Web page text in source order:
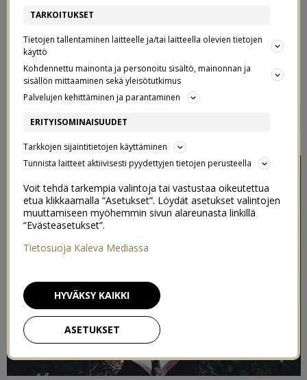
ARKIKUVA 20/52
TARKOITUKSET
Tietojen tallentaminen laitteelle ja/tai laitteella olevien tietojen
käyttö
Kohdennettu mainonta ja personoitu sisältö, mainonnan ja
sisällön mittaaminen sekä yleisötutkimus
Palvelujen kehittäminen ja parantaminen
ERITYISOMINAISUUDET
Tarkkojen sijaintitietojen käyttäminen
Tunnista laitteet aktiivisesti pyydettyjen tietojen perusteella
Voit tehdä tarkempia valintoja tai vastustaa oikeutettua
etua klikkaamalla “Asetukset”. Löydät asetukset valintojen
muuttamiseen myöhemmin sivun alareunasta linkillä
“Evästeasetukset”.
Tietosuoja Kaleva Mediassa
ASETUKSET
HYVÄKSY KAIKKI